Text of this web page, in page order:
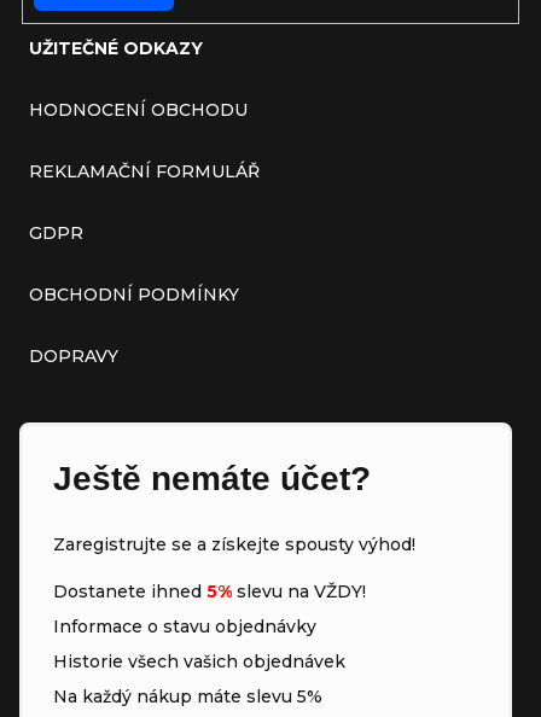
UŽITEČNÉ ODKAZY
HODNOCENÍ OBCHODU
REKLAMAČNÍ FORMULÁŘ
GDPR
OBCHODNÍ PODMÍNKY
DOPRAVY
Ještě nemáte účet?
Zaregistrujte se a získejte spousty výhod!
Dostanete ihned 5% slevu na VŽDY!
Informace o stavu objednávky
Historie všech vašich objednávek
Na každý nákup máte slevu 5%